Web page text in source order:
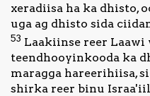
xeradiisa ha ka dhisto,
uga ag dhisto sida
53 Laakiinse reer Laawi
teendhooyinkooda ka
maragga hareerihiisa,
shirka reer binu